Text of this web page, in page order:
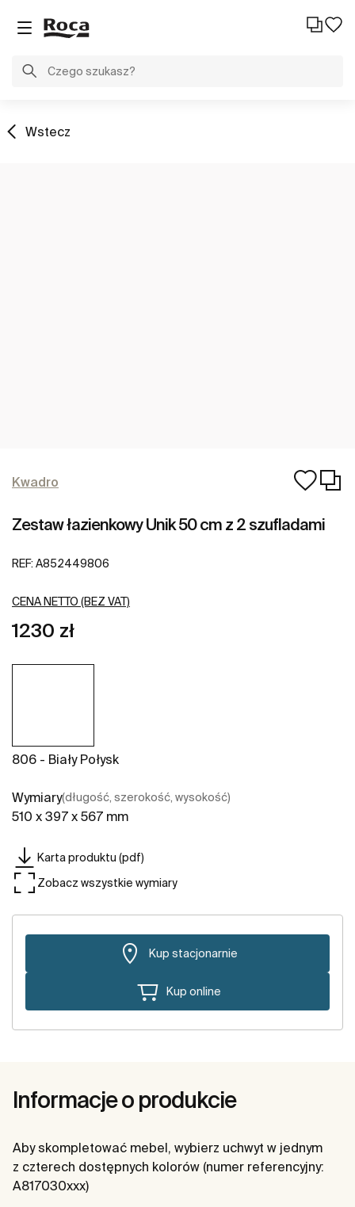
Wstecz
Kwadro
Zestaw łazienkowy Unik 50 cm z 2 szufladami
REF: A852449806
CENA NETTO (BEZ VAT)
1230 zł
806 - Biały Połysk
Wymiary(długość, szerokość, wysokość)
510 x 397 x 567 mm
Karta produktu (pdf)
Zobacz wszystkie wymiary
Kup stacjonarnie
Kup online
Informacje o produkcie
Aby skompletować mebel, wybierz uchwyt w jednym
z czterech dostępnych kolorów (numer referencyjny:
A817030xxx)